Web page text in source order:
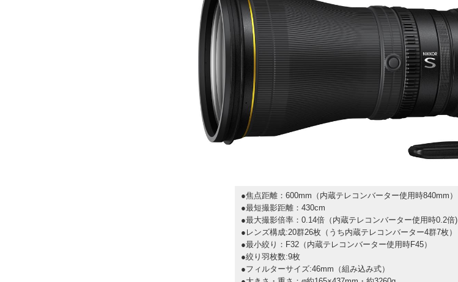
●焦点距離：600mm（内蔵テレコンバーター使用時840mm）
●最短撮影距離：430cm
●最大撮影倍率：0.14倍（内蔵テレコンバーター使用時0.2倍)
●レンズ構成:20群26枚（うち内蔵テレコンバーター4群7枚）
●最小絞り：F32（内蔵テレコンバーター使用時F45）
●絞り羽枚数:9枚
●フィルターサイズ:46mm（組み込み式）